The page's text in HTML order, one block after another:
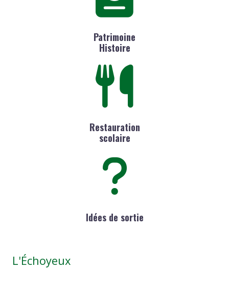
Patrimoine
Histoire
Restauration
scolaire
Idées de sortie
L'Échoyeux